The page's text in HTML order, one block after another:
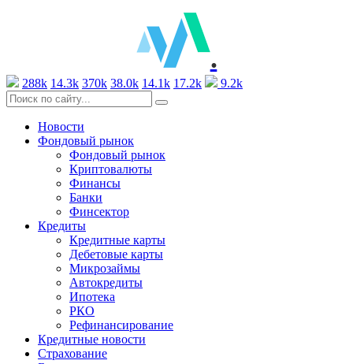
.
288k 14.3k 370k 38.0k 14.1k 17.2k 9.2k
Новости
Фондовый рынок
Фондовый рынок
Криптовалюты
Финансы
Банки
Финсектор
Кредиты
Кредитные карты
Дебетовые карты
Микрозаймы
Автокредиты
Ипотека
РКО
Рефинансирование
Кредитные новости
Страхование